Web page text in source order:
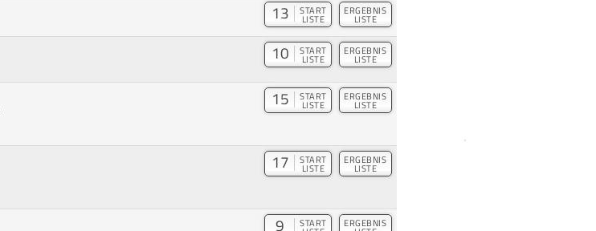
13 START
LISTE
ERGEBNIS
LISTE
10 START
LISTE
ERGEBNIS
LISTE
15 START
LISTE
ERGEBNIS
LISTE
17 START
LISTE
ERGEBNIS
LISTE
9 START ERGEBNIS